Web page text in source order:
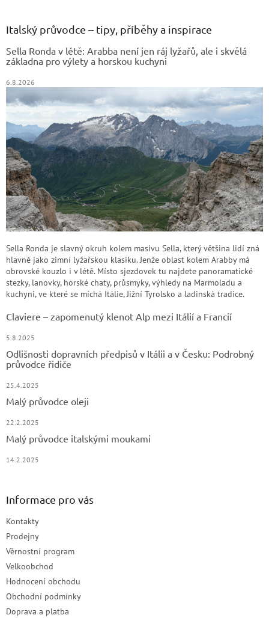
Italský průvodce – tipy, příběhy a inspirace
Sella Ronda v létě: Arabba není jen ráj lyžařů, ale i skvělá
základna pro výlety a horskou kuchyni
6.8.2026
Sella Ronda je slavný okruh kolem masivu Sella, který většina lidí zná
hlavně jako zimní lyžařskou klasiku. Jenže oblast kolem Arabby má
obrovské kouzlo i v létě. Místo sjezdovek tu najdete panoramatické
stezky, lanovky, horské chaty, průsmyky, výhledy na Marmoladu a
kuchyni, ve které se míchá Itálie, Jižní Tyrolsko a ladinská tradice.
Claviere – zapomenutý klenot Alp mezi Itálií a Francií
5.8.2025
Odlišnosti dopravních předpisů v Itálii a v Česku: Podrobný
průvodce řidiče
25.4.2025
Malý průvodce oleji
22.2.2025
Malý průvodce italskými moukami
14.2.2025
Informace pro vás
Kontakty
Prodejny
Věrnostní program
Velkoobchod
Hodnocení obchodu
Obchodní podmínky
Doprava a platba